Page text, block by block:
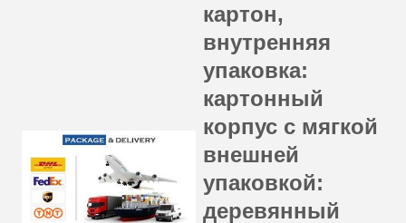
картон,
внутренняя
упаковка:
картонный
корпус с мягкой
внешней
упаковкой:
деревянный